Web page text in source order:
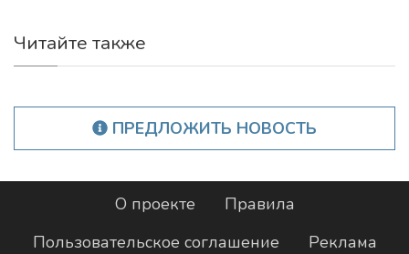
Читайте также
ПРЕДЛОЖИТЬ НОВОСТЬ
О проекте
Правила
Пользовательское соглашение
Реклама